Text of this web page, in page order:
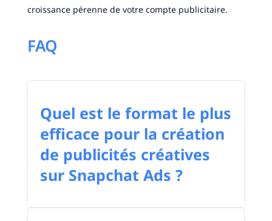
croissance pérenne de votre compte publicitaire.
FAQ
Quel est le format le plus
efficace pour la création
de publicités créatives
sur Snapchat Ads ?